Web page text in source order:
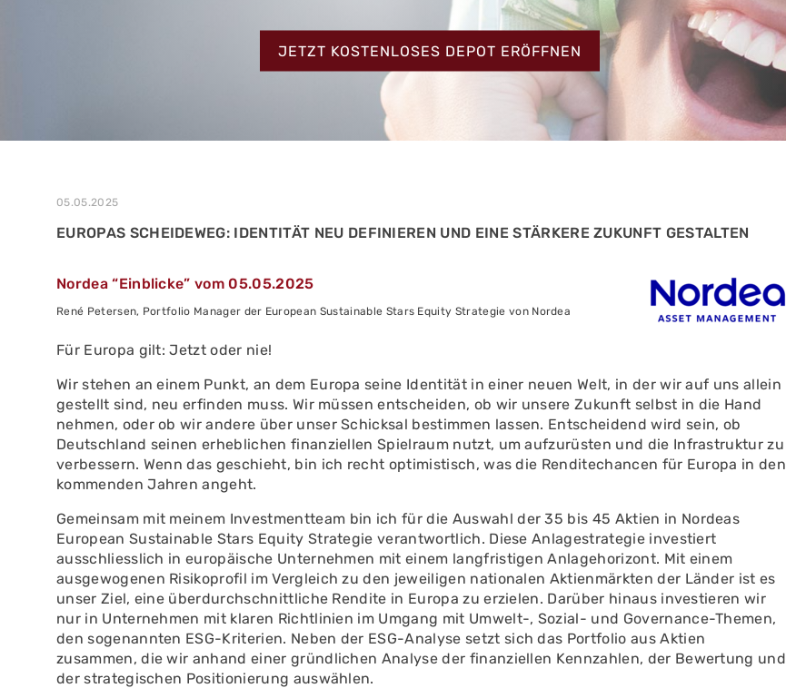
JETZT KOSTENLOSES DEPOT ERÖFFNEN
MEHR ERFAHREN
ZUM TESTBERICHT
MEHR ERFAHREN
05.05.2025
EUROPAS SCHEIDEWEG: IDENTITÄT NEU DEFINIEREN UND EINE STÄRKERE ZUKUNFT GESTALTEN
Nordea “Einblicke” vom 05.05.2025
René Petersen, Portfolio Manager der European Sustainable Stars Equity Strategie von Nordea
Für Europa gilt: Jetzt oder nie!
Wir stehen an einem Punkt, an dem Europa seine Identität in einer neuen Welt, in der wir auf uns allein
gestellt sind, neu erfinden muss. Wir müssen entscheiden, ob wir unsere Zukunft selbst in die Hand
nehmen, oder ob wir andere über unser Schicksal bestimmen lassen. Entscheidend wird sein, ob
Deutschland seinen erheblichen finanziellen Spielraum nutzt, um aufzurüsten und die Infrastruktur zu
verbessern. Wenn das geschieht, bin ich recht optimistisch, was die Renditechancen für Europa in den
kommenden Jahren angeht.
Gemeinsam mit meinem Investmentteam bin ich für die Auswahl der 35 bis 45 Aktien in Nordeas
European Sustainable Stars Equity Strategie verantwortlich. Diese Anlagestrategie investiert
ausschliesslich in europäische Unternehmen mit einem langfristigen Anlagehorizont. Mit einem
ausgewogenen Risikoprofil im Vergleich zu den jeweiligen nationalen Aktienmärkten der Länder ist es
unser Ziel, eine überdurchschnittliche Rendite in Europa zu erzielen. Darüber hinaus investieren wir
nur in Unternehmen mit klaren Richtlinien im Umgang mit Umwelt-, Sozial- und Governance-Themen,
den sogenannten ESG-Kriterien. Neben der ESG-Analyse setzt sich das Portfolio aus Aktien
zusammen, die wir anhand einer gründlichen Analyse der finanziellen Kennzahlen, der Bewertung und
der strategischen Positionierung auswählen.